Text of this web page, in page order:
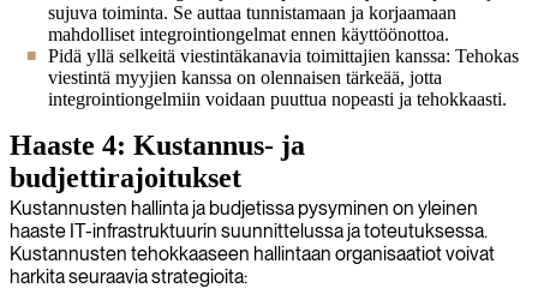
sujuva toiminta. Se auttaa tunnistamaan ja korjaamaan
mahdolliset integrointiongelmat ennen käyttöönottoa.
Pidä yllä selkeitä viestintäkanavia toimittajien kanssa: Tehokas
viestintä myyjien kanssa on olennaisen tärkeää, jotta
integrointiongelmiin voidaan puuttua nopeasti ja tehokkaasti.
Haaste 4: Kustannus- ja
budjettirajoitukset
Kustannusten hallinta ja budjetissa pysyminen on yleinen
haaste IT-infrastruktuurin suunnittelussa ja toteutuksessa.
Kustannusten tehokkaaseen hallintaan organisaatiot voivat
harkita seuraavia strategioita: